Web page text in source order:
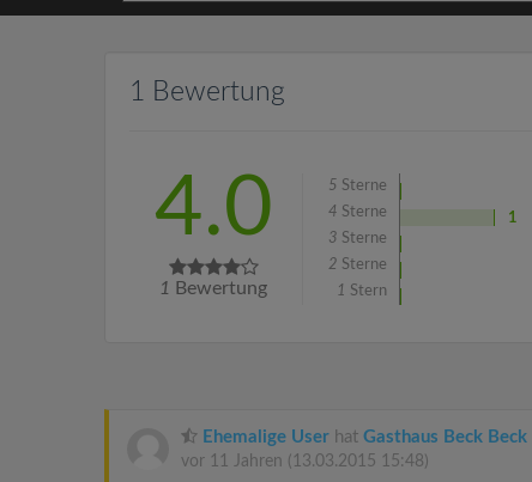
1 Bewertung
4.0
1 Bewertung
5 Sterne
4 Sterne
1
3 Sterne
2 Sterne
1 Stern
Ehemalige User hat Gasthaus Beck Beck
vor 11 Jahren (13.03.2015 15:48)